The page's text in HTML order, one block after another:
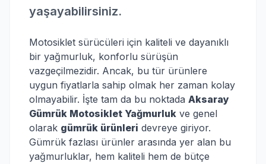
yaşayabilirsiniz.
Motosiklet sürücüleri için kaliteli ve dayanıklı
bir yağmurluk, konforlu sürüşün
vazgeçilmezidir. Ancak, bu tür ürünlere
uygun fiyatlarla sahip olmak her zaman kolay
olmayabilir. İşte tam da bu noktada Aksaray
Gümrük Motosiklet Yağmurluk ve genel
olarak gümrük ürünleri devreye giriyor.
Gümrük fazlası ürünler arasında yer alan bu
yağmurluklar, hem kaliteli hem de bütçe